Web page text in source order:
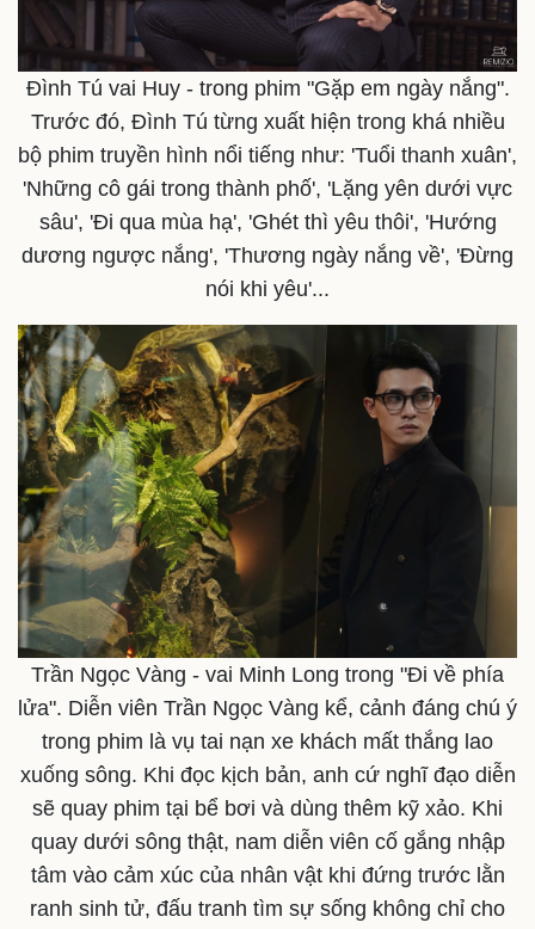
Thông tin doanh nghiệp
Doanh nghiệp 24h
Doanh nhân
Vì cộng đồng
Công nghệ
Sành điệu
Tin Công nghệ
Trải nghiệm
Chuyển đổi số
Đình Tú vai Huy - trong phim "Gặp em ngày nắng".
Trước đó, Đình Tú từng xuất hiện trong khá nhiều
bộ phim truyền hình nổi tiếng như: 'Tuổi thanh xuân',
'Những cô gái trong thành phố', 'Lặng yên dưới vực
sâu', 'Đi qua mùa hạ', 'Ghét thì yêu thôi', 'Hướng
dương ngược nắng', 'Thương ngày nắng về', 'Đừng
nói khi yêu'...
Trần Ngọc Vàng - vai Minh Long trong "Đi về phía
lửa". Diễn viên Trần Ngọc Vàng kể, cảnh đáng chú ý
trong phim là vụ tai nạn xe khách mất thắng lao
xuống sông. Khi đọc kịch bản, anh cứ nghĩ đạo diễn
sẽ quay phim tại bể bơi và dùng thêm kỹ xảo. Khi
quay dưới sông thật, nam diễn viên cố gắng nhập
tâm vào cảm xúc của nhân vật khi đứng trước lằn
ranh sinh tử, đấu tranh tìm sự sống không chỉ cho